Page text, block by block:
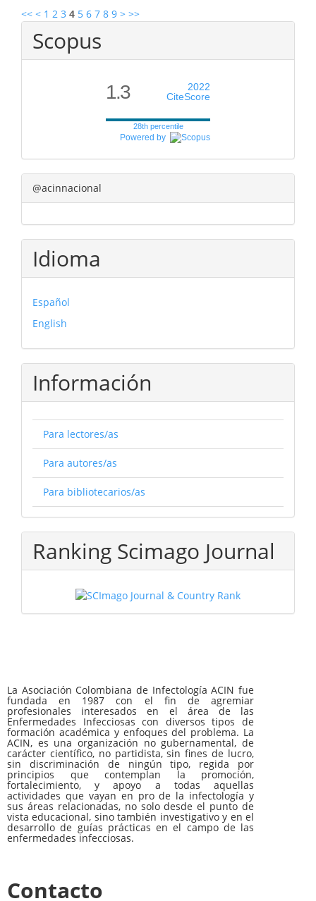
<< < 1 2 3 4 5 6 7 8 9 > >>
Scopus
1.3
2022
CiteScore
28th percentile
Powered by
@acinnacional
Idioma
Español
English
Información
Para lectores/as
Para autores/as
Para bibliotecarios/as
Ranking Scimago Journal
La Asociación Colombiana de Infectología ACIN fue
fundada en 1987 con el fin de agremiar
profesionales interesados en el área de las
Enfermedades Infecciosas con diversos tipos de
formación académica y enfoques del problema. La
ACIN, es una organización no gubernamental, de
carácter científico, no partidista, sin fines de lucro,
sin discriminación de ningún tipo, regida por
principios que contemplan la promoción,
fortalecimiento, y apoyo a todas aquellas
actividades que vayan en pro de la infectología y
sus áreas relacionadas, no solo desde el punto de
vista educacional, sino también investigativo y en el
desarrollo de guías prácticas en el campo de las
enfermedades infecciosas.
Contacto